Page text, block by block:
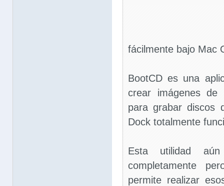
fácilmente bajo Mac
BootCD es una
crear imágenes de
para grabar discos
Dock totalmente
Esta utilidad
completamente
permite realizar